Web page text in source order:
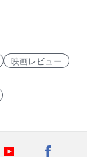
映画レビュー